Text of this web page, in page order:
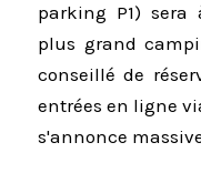
parking P1)
plus grand
conseillé de
entrées en ligne
s'annonce